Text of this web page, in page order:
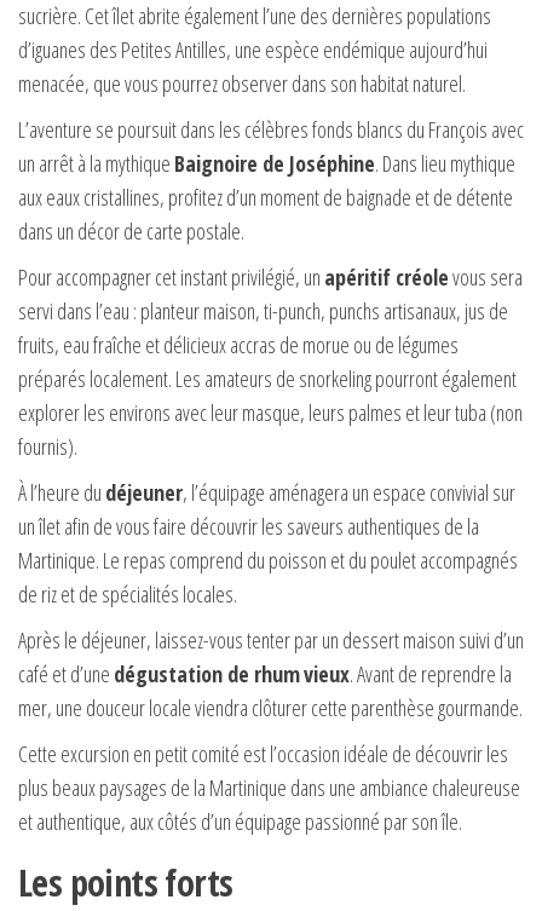
sucrière. Cet îlet abrite également l’une des dernières populations
d’iguanes des Petites Antilles, une espèce endémique aujourd’hui
menacée, que vous pourrez observer dans son habitat naturel.
L’aventure se poursuit dans les célèbres fonds blancs du François avec
un arrêt à la mythique Baignoire de Joséphine. Dans lieu mythique
aux eaux cristallines, profitez d’un moment de baignade et de détente
dans un décor de carte postale.
Pour accompagner cet instant privilégié, un apéritif créolevous sera
servi dans l’eau : planteur maison, ti-punch, punchs artisanaux, jus de
fruits, eau fraîche et délicieux accras de morue ou de légumes
préparés localement. Les amateurs de snorkeling pourront également
explorer les environs avec leur masque, leurs palmes et leur tuba (non
fournis).
À l’heure du déjeuner, l’équipage aménagera un espace convivial sur
un îlet afin de vous faire découvrir les saveurs authentiques de la
Martinique. Le repas comprend du poisson et du poulet accompagnés
de riz et de spécialités locales.
Après le déjeuner, laissez-vous tenter par un dessert maison suivi d’un
café et d’une dégustation de rhumvieux. Avant de reprendre la
mer, une douceur locale viendra clôturer cette parenthèse gourmande.
Cette excursion en petit comité est l’occasion idéale de découvrir les
plus beaux paysages de la Martinique dans une ambiance chaleureuse
et authentique, aux côtés d’un équipage passionné par son île.
Les points forts